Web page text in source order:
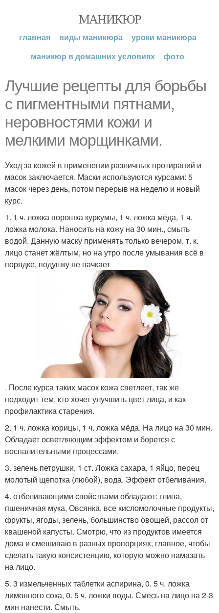
МАНИКЮР
главная виды маникюра
уроки маникюра
маникюр в домашних условиях
фото
Лучшие рецепты для борьбы
с пигментными пятнами,
неровностями кожи и
мелкими морщинками.
Уход за кожей в применении различных протираний и
масок заключается. Маски используются курсами: 5
масок через день, потом перерыв на неделю и новый
курс.
1. 1 ч. ложка порошка куркумы, 1 ч. ложка мёда, 1 ч.
ложка молока. Наносить на кожу на 30 мин., смыть
водой. Данную маску применять только вечером, т. к.
лицо станет жёлтым, но на утро после умывания всё в
порядке, подушку не пачкает
. После курса таких масок кожа светлеет, так же
подходит тем, кто хочет улучшить цвет лица, и как
профилактика старения.
2. 1 ч. ложка корицы, 1 ч. ложка мёда. На лицо на 30 мин.
Обладает осветляющим эффектом и борется с
воспалительными процессами.
3. зелень петрушки, 1 ст. Ложка сахара, 1 яйцо, перец
молотый щепотка (любой), вода. Эффект отбеливания.
4. отбеливающими свойствами обладают: глина,
пшеничная мука, Овсянка, все кисломолочные продукты,
фрукты, ягоды, зелень, большинство овощей, рассол от
квашеной капусты. Смотрю, что из продуктов имеется
дома и смешиваю в разных пропорциях, главное, чтобы
сделать такую консистенцию, которую можно намазать
на лицо.
5. 3 измельченных таблетки аспирина, 0. 5 ч. ложка
лимонного сока, 0. 5 ч. ложки воды. Смесь на лицо на 2-3
мин нанести. Смыть.